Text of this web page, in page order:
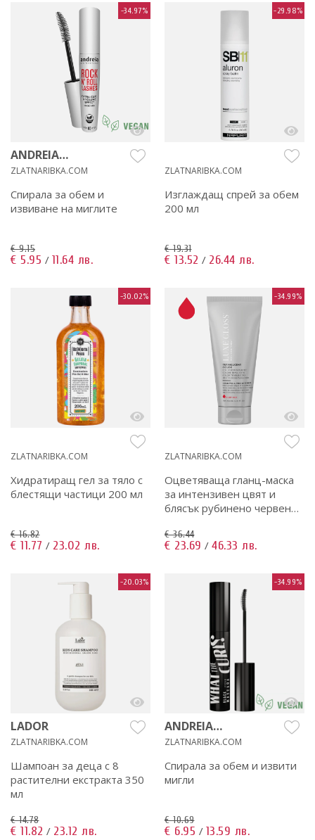
-34.97%
ANDREIA
PROFESSIONAL
ZLATNARIBKA.COM
Спирала за обем и
извиване на миглите
€ 9.15
€ 5.95 / 11.64 лв.
-29.98%
ZLATNARIBKA.COM
Изглаждащ спрей за обем
200 мл
€ 19.31
€ 13.52 / 26.44 лв.
-30.02%
ZLATNARIBKA.COM
Хидратиращ гел за тяло с
блестящи частици 200 мл
€ 16.82
€ 11.77 / 23.02 лв.
-34.99%
ZLATNARIBKA.COM
Оцветяваща гланц-маска
за интензивен цвят и
блясък рубинено червено
€ 36.44
€ 23.69 / 46.33 лв.
-20.03%
LADOR
ZLATNARIBKA.COM
Шампоан за деца с 8
растителни екстракта 350
мл
€ 14.78
€ 11.82 / 23.12 лв.
-34.99%
ANDREIA
PROFESSIONAL
ZLATNARIBKA.COM
Спирала за обем и извити
мигли
€ 10.69
€ 6.95 / 13.59 лв.